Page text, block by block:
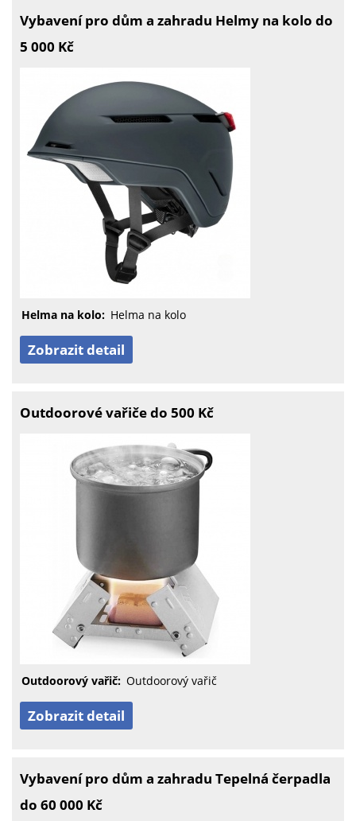
Vybavení pro dům a zahradu Helmy na kolo do
5 000 Kč
Helma na kolo: Helma na kolo
Zobrazit detail
Outdoorové vařiče do 500 Kč
Outdoorový vařič: Outdoorový vařič
Zobrazit detail
Vybavení pro dům a zahradu Tepelná čerpadla
do 60 000 Kč